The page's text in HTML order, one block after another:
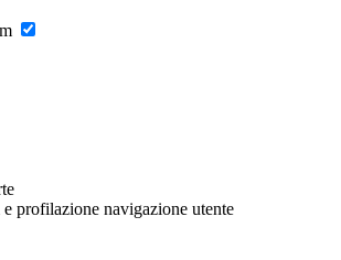
profilazione navigazione utente